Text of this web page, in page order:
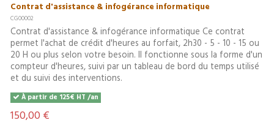
Contrat d'assistance & infogérance informatique
CG00002
Contrat d'assistance & infogérance informatique Ce contrat
permet l'achat de crédit d'heures au forfait, 2h30 - 5 - 10 - 15 ou
20 H ou plus selon votre besoin. Il fonctionne sous la forme d'un
compteur d'heures, suivi par un tableau de bord du temps utilisé
et du suivi des interventions.
À partir de 125€ HT /an
150,00 €